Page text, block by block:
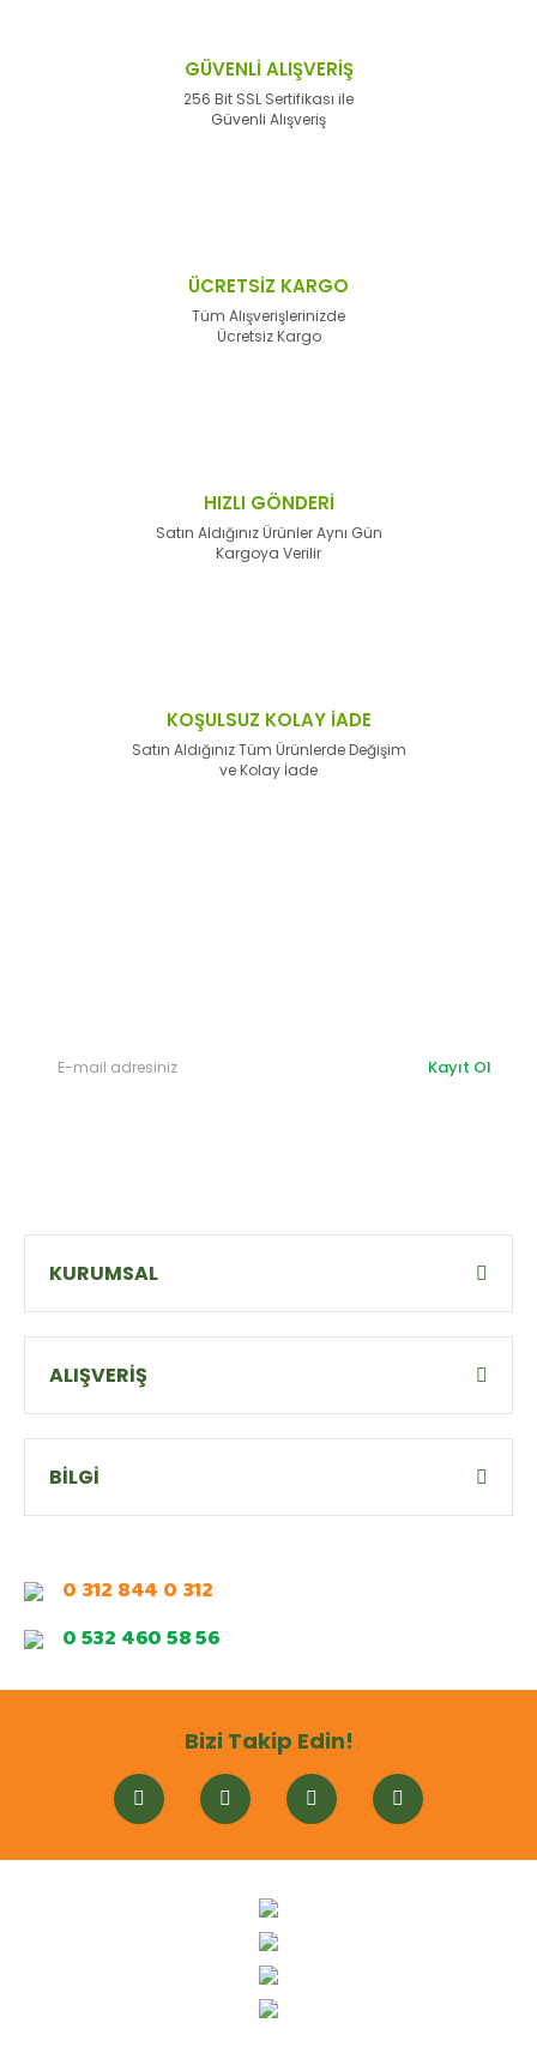
GÜVENLİ ALIŞVERİŞ
256 Bit SSL Sertifikası ile
Güvenli Alışveriş
ÜCRETSİZ KARGO
Tüm Alışverişlerinizde
Ücretsiz Kargo
HIZLI GÖNDERİ
Satın Aldığınız Ürünler Aynı Gün
Kargoya Verilir
KOŞULSUZ KOLAY İADE
Satın Aldığınız Tüm Ürünlerde Değişim
ve Kolay İade
Kayıt Ol
KURUMSAL
ALIŞVERİŞ
BİLGİ
0 312 844 0 312
0 532 460 58 56
Bizi Takip Edin!